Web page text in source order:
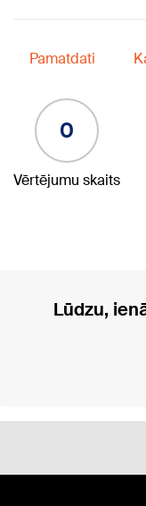
Pamatdati
0
Vērtējumu skaits
Lūdzu,